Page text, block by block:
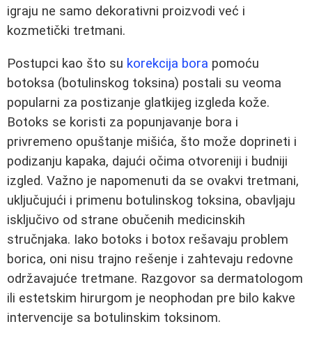
igraju ne samo dekorativni proizvodi već i
kozmetički tretmani.
Postupci kao što su korekcija bora pomoću
botoksa (botulinskog toksina) postali su veoma
popularni za postizanje glatkijeg izgleda kože.
Botoks se koristi za popunjavanje bora i
privremeno opuštanje mišića, što može doprineti i
podizanju kapaka, dajući očima otvoreniji i budniji
izgled. Važno je napomenuti da se ovakvi tretmani,
uključujući i primenu botulinskog toksina, obavljaju
isključivo od strane obučenih medicinskih
stručnjaka. Iako botoks i botox rešavaju problem
borica, oni nisu trajno rešenje i zahtevaju redovne
održavajuće tretmane. Razgovor sa dermatologom
ili estetskim hirurgom je neophodan pre bilo kakve
intervencije sa botulinskim toksinom.